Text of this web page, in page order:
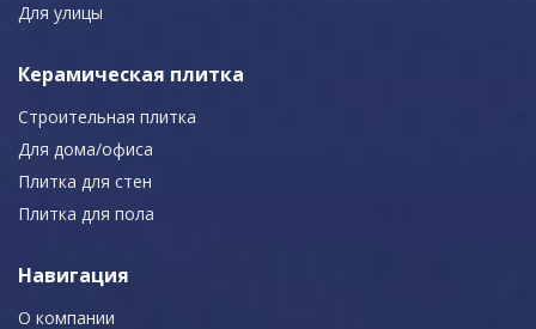
Для улицы
Керамическая плитка
Строительная плитка
Для дома/офиса
Плитка для стен
Плитка для пола
Навигация
О компании